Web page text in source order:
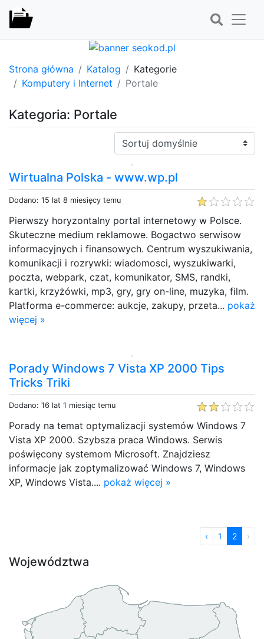
Strona główna Katalog
Kategorie
Komputery i Internet
Portale
Kategoria: Portale
Sortuj:
Wirtualna Polska - www.wp.pl
Dodano: 15 lat 8 miesięcy temu
Pierwszy horyzontalny portal internetowy w Polsce.
Skuteczne medium reklamowe. Bogactwo serwisow
informacyjnych i finansowych. Centrum wyszukiwania,
komunikacji i rozrywki: wiadomosci, wyszukiwarki,
poczta, webpark, czat, komunikator, SMS, randki,
kartki, krzyżówki, mp3, gry, gry on-line, muzyka, film.
Platforma e-commerce: aukcje, zakupy, przeta... pokaż
więcej »
Porady Windows 7 Vista XP 2000 Tips
Tricks Triki
Dodano: 16 lat 1 miesiąc temu
Porady na temat optymalizacji systemów Windows 7
Vista XP 2000. Szybsza praca Windows. Serwis
poświęcony systemom Microsoft. Znajdziesz
informacje jak zoptymalizować Windows 7, Windows
XP, Windows Vista.... pokaż więcej »
‹ 1 2 ›
Województwa